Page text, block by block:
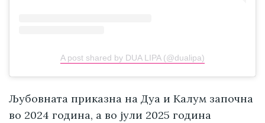
A post shared by DUA LIPA (@dualipa)
Љубовната приказна на Дуа и Калум започна
во 2024 година, а во јули 2025 година